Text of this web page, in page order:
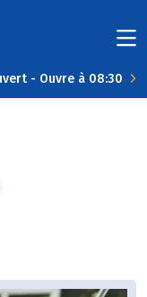
- Ouvre à 08:30